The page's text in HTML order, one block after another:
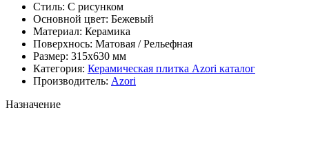
Стиль: С рисунком
Основной цвет: Бежевый
Материал: Керамика
Поверхнось: Матовая / Рельефная
Размер: 315x630 мм
Категория: Керамическая плитка Azori каталог
Производитель: Azori
Назначение